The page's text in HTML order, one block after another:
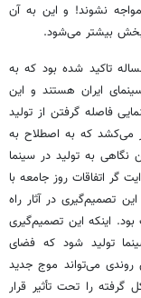
مواجه نشوند! و این به آن
بخش بیشتر می‌شود.
تاکید شده بود که به
ایران هستند و این
فاصله گرفتن از تولید
می‌کشد که به اصطلاح به
نگاهی به تولید در سینما
گر اتفاقات روز جامعه با
تصمیم‌گیری در آثار راه
اینکه این تصمیم‌گیری
تولید شود که فضای
می‌تواند موج جدید
را تحت تأثیر قرار